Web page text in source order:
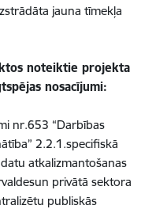
jauna tīmekļa
noteiktie projekta
nosacījumi:
nr.653 “Darbības
2.2.1.specifiskā
atkalizmantošanas
privātā sektora
publiskās